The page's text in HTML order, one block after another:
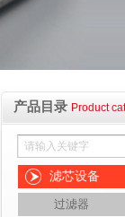
产品目录 Product
滤芯设备
过滤器